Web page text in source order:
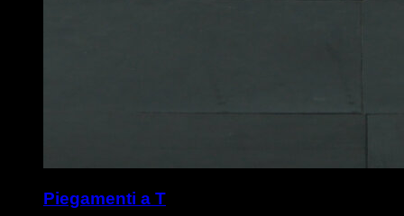
Piegamenti a T